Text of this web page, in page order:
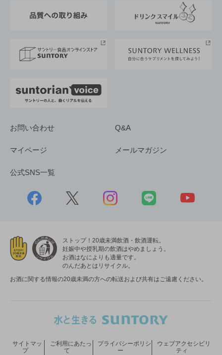
採用情報
お問い合わせ Q&A
マイページ メールマガジン
公式SNS一覧
ストップ！20歳未満飲酒・飲酒運転。
妊娠中や授乳期の飲酒はやめましょう。
お酒はなによりも適量です。
のんだあとはリサイクル。
お酒に関する情報の20歳未満の方への転送および共有はご遠慮ください。
サイトマッ
プ
ご利用にあたっ
て
プライバシーポリシ
ー
ウェブアクセシビリ
ティ